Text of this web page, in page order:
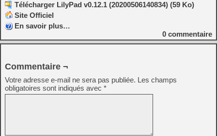
Télécharger LilyPad v0.12.1 (20200506140834) (59 Ko)
Site Officiel
En savoir plus…
0 commentaire
Commentaire ¬
Votre adresse e-mail ne sera pas publiée. Les champs
obligatoires sont indiqués avec *